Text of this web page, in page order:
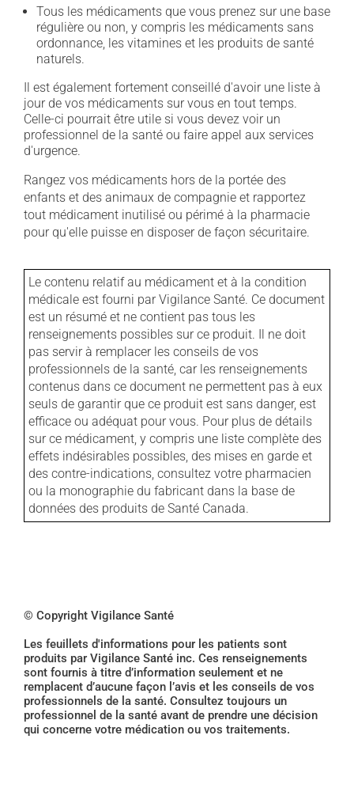
Tous les médicaments que vous prenez sur une base
régulière ou non, y compris les médicaments sans
ordonnance, les vitamines et les produits de santé
naturels.
Il est également fortement conseillé d'avoir une liste à
jour de vos médicaments sur vous en tout temps.
Celle-ci pourrait être utile si vous devez voir un
professionnel de la santé ou faire appel aux services
d'urgence.
Rangez vos médicaments hors de la portée des
enfants et des animaux de compagnie et rapportez
tout médicament inutilisé ou périmé à la pharmacie
pour qu'elle puisse en disposer de façon sécuritaire.
Le contenu relatif au médicament et à la condition
médicale est fourni par Vigilance Santé. Ce document
est un résumé et ne contient pas tous les
renseignements possibles sur ce produit. Il ne doit
pas servir à remplacer les conseils de vos
professionnels de la santé, car les renseignements
contenus dans ce document ne permettent pas à eux
seuls de garantir que ce produit est sans danger, est
efficace ou adéquat pour vous. Pour plus de détails
sur ce médicament, y compris une liste complète des
effets indésirables possibles, des mises en garde et
des contre-indications, consultez votre pharmacien
ou la monographie du fabricant dans la base de
données des produits de Santé Canada.
© Copyright Vigilance Santé
Les feuillets d'informations pour les patients sont
produits par Vigilance Santé inc. Ces renseignements
sont fournis à titre d’information seulement et ne
remplacent d’aucune façon l’avis et les conseils de vos
professionnels de la santé. Consultez toujours un
professionnel de la santé avant de prendre une décision
qui concerne votre médication ou vos traitements.